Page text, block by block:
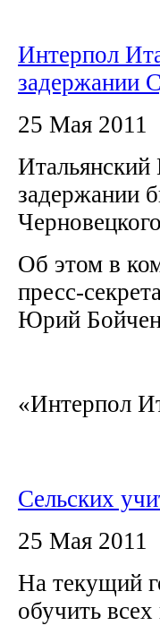
Интерпол
задержании
25 Мая 2011
задержании
Об этом в
пресс-
Юрий
«Интерпол
Сельских
25 Мая 2011
На текущий
обучить